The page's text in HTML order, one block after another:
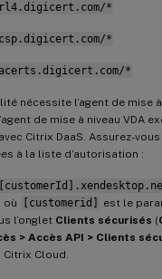
*
*
*
nécessite l’agent de mise
de mise à niveau VDA
Citrix DaaS. Assurez-
à la liste d’autorisation :
, où [customerid]
est le
l’onglet Clients sécurisés (
> Accès API > Clients
Citrix Cloud.